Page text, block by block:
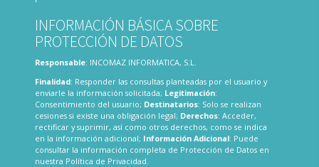
INFORMACIÓN BÁSICA SOBRE
PROTECCIÓN DE DATOS
Responsable: INCOMAZ INFORMATICA, S.L.
Finalidad: Responder las consultas planteadas por el usuario y
enviarle la información solicitada; Legitimación:
Consentimiento del usuario; Destinatarios: Solo se realizan
cesiones si existe una obligación legal; Derechos: Acceder,
rectificar y suprimir, así como otros derechos, como se indica
en la información adicional; Información Adicional: Puede
consultar la información completa de Protección de Datos en
nuestra Política de Privacidad